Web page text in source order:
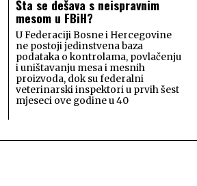
Šta se dešava s neispravnim
mesom u FBiH?
U Federaciji Bosne i Hercegovine
ne postoji jedinstvena baza
podataka o kontrolama, povlačenju
i uništavanju mesa i mesnih
proizvoda, dok su federalni
veterinarski inspektori u prvih šest
mjeseci ove godine u 40